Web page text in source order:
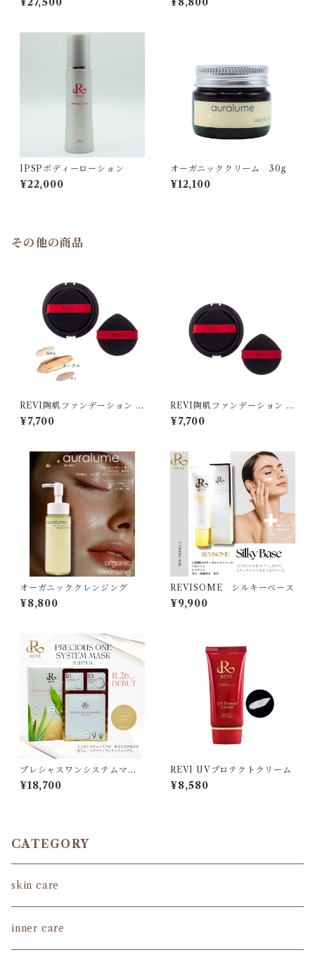
IPSPボディーローション
¥22,000
オーガニッククリーム 30g
¥12,100
その他の商品
REVI陶肌ファンデーション レ
フィル23（オークル）
¥7,700
REVI陶肌ファンデーション レ
フィル21（ベージュ）
¥7,700
オーガニッククレンジング
¥8,800
REVISOME シルキーベース
¥9,900
プレシャスワンシステムマス
クSUPER
¥18,700
REVI UVプロテクトクリーム
¥8,580
CATEGORY
skin care
inner care